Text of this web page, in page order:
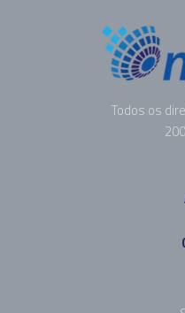
Todos os